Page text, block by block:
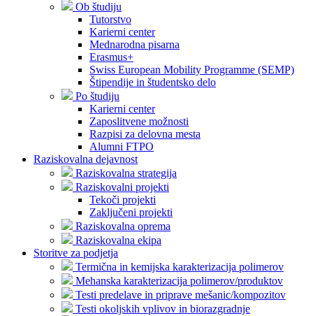
Ob študiju
Tutorstvo
Karierni center
Mednarodna pisarna
Erasmus+
Swiss European Mobility Programme (SEMP)
Štipendije in študentsko delo
Po študiju
Karierni center
Zaposlitvene možnosti
Razpisi za delovna mesta
Alumni FTPO
Raziskovalna dejavnost
Raziskovalna strategija
Raziskovalni projekti
Tekoči projekti
Zaključeni projekti
Raziskovalna oprema
Raziskovalna ekipa
Storitve za podjetja
Termična in kemijska karakterizacija polimerov
Mehanska karakterizacija polimerov/produktov
Testi predelave in priprave mešanic/kompozitov
Testi okoljskih vplivov in biorazgradnje